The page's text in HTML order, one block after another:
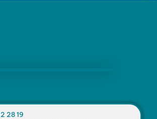
28 19